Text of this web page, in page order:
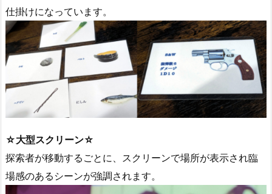
仕掛けになっています。
☆大型スクリーン☆
探索者が移動するごとに、スクリーンで場所が表示され臨
場感のあるシーンが強調されます。